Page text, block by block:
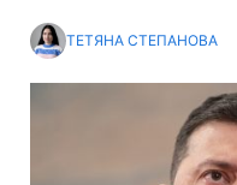
ТЕТЯНА СТЕПАНОВА